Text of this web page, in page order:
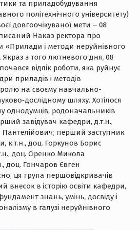
та приладобудування
політехнічного університету)
довгоочікуваної мети – 08
Наказ ректора про
«Прилади і методи неруйнівного
з того лютневого дня, 08
відлік роботи, яка руйнує
приладів і методів
на своєму навчально-
дослідному шляху. Хотілося
однодумців, родоначальників
завідувач кафедри, д.т.н.,
перший заступник
к.т.н., доц. Горкунов Борис
доц. Сіренко Микола
доц. Гончаров Євген
ця група першовідкривачів
внесок в історію освіти кафедри,
знань, умінь, досвіду і
в галузі неруйнівного